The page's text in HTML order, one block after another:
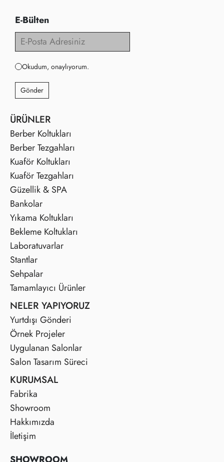
E-Bülten
Okudum, onaylıyorum.
Gönder
ÜRÜNLER
Berber Koltukları
Berber Tezgahları
Kuaför Koltukları
Kuaför Tezgahları
Güzellik & SPA
Bankolar
Yıkama Koltukları
Bekleme Koltukları
Laboratuvarlar
Stantlar
Sehpalar
Tamamlayıcı Ürünler
NELER YAPIYORUZ
Yurtdışı Gönderi
Örnek Projeler
Uygulanan Salonlar
Salon Tasarım Süreci
KURUMSAL
Fabrika
Showroom
Hakkımızda
İletişim